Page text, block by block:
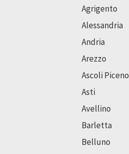
Agrigento
Alessandria
Andria
Arezzo
Ascoli Piceno
Asti
Avellino
Barletta
Belluno